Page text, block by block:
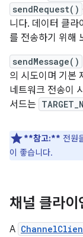
sendRequest()
니다. 데이터 클라
를 전송하기 위해
sendMessage()
의 시도이며 기본
네트워크 전송이
서드는
**참고:** 전원
이 좋습니다.
채널 클라이
A